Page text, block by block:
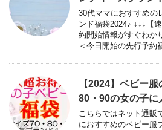
30代ママにおすすめの
ンド福袋2024♪ ↓↓↓【
約開始情報がすぐわか
＜今日開始の先行予約
【2024】ベビー
80・90の女の子に
こちらではネット通販
におすすめのベビー服